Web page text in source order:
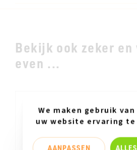
Bekijk ook zeker en
even ...
We maken gebruik van
uw website ervaring
AANPASSEN